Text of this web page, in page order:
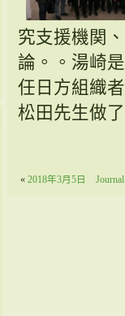
究支援機関
論。。湯崎
任日方組織
松田先生做
« 2018年3月5日 Journal